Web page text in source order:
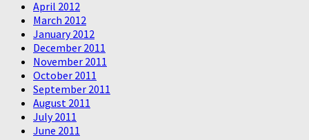
April 2012
March 2012
January 2012
December 2011
November 2011
October 2011
September 2011
August 2011
July 2011
June 2011